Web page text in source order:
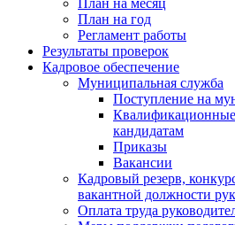
План на месяц
План на год
Регламент работы
Результаты проверок
Кадровое обеспечение
Муниципальная служба
Поступление на
кандидатам
Приказы
Вакансии
Кадровый резерв,
вакантной должности
Оплата труда